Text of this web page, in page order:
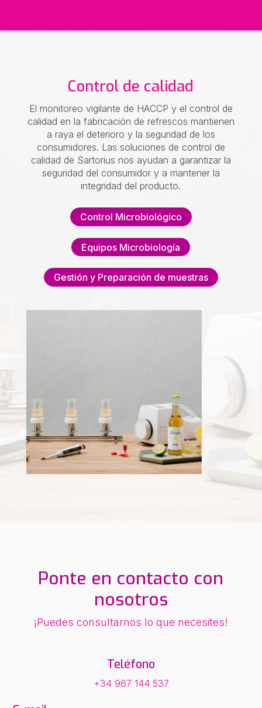
Control de calidad
El monitoreo vigilante de HACCP y el control de
calidad en la fabricación de refrescos mantienen
a raya el deterioro y la seguridad de los
consumidores. Las soluciones de control de
calidad de Sartorius nos ayudan a garantizar la
seguridad del consumidor y a mantener la
integridad del producto.
Control Microbiológico
Equipos Microbiología
Gestión y Preparación de muestras
Ponte en contacto con
nosotros
¡Puedes consultarnos lo que necesites!
Teléfono
+34 967 144 537